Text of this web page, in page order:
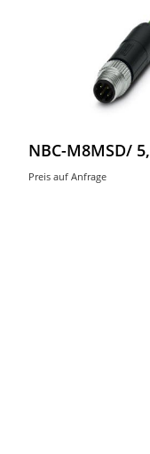
NBC-M8MSD/
Preis auf Anfrage